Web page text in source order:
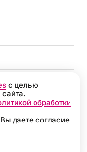
с целью
сайта.
обработки
даете согласие
персональных данных
рекламных рассылок
соглашение
обработки файлов cookie